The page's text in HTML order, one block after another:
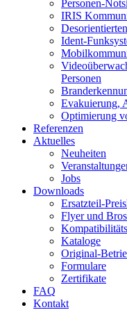
Personen-
IRIS
Ident-
Personen
Evakuierung,
Optimierung
Referenzen
Aktuelles
Neuheiten
Jobs
Downloads
Ersatzteil-
Flyer und
Kataloge
Original-
Formulare
Zertifikate
FAQ
Kontakt